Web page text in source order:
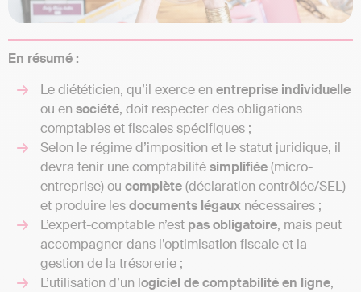
En résumé :
Le diététicien, qu’il exerce en entreprise individuelle
ou en société, doit respecter des obligations
comptables et fiscales spécifiques ;
Selon le régime d’imposition et le statut juridique, il
devra tenir une comptabilitésimplifiée(micro-
entreprise) ou complète(déclaration contrôlée/SEL)
et produire lesdocuments légaux nécessaires ;
L’expert-comptable n’est pas obligatoire, mais peut
accompagner dans l’optimisation fiscale et la
gestion de la trésorerie ;
L’utilisation d’un logiciel de comptabilité en ligne,